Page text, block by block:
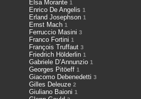
Elsa Morante 1
Enrico De Angelis 1
Erland Josephson 1
Ernst Mach 1
Ferruccio Masini 3
Franco Fortini 1
François Truffaut 3
Friedrich Hölderlin 1
Gabriele D’Annunzio 1
Georges Pitöeff 1
Giacomo Debenedetti 3
Gilles Deleuze 2
Giuliano Baioni 1